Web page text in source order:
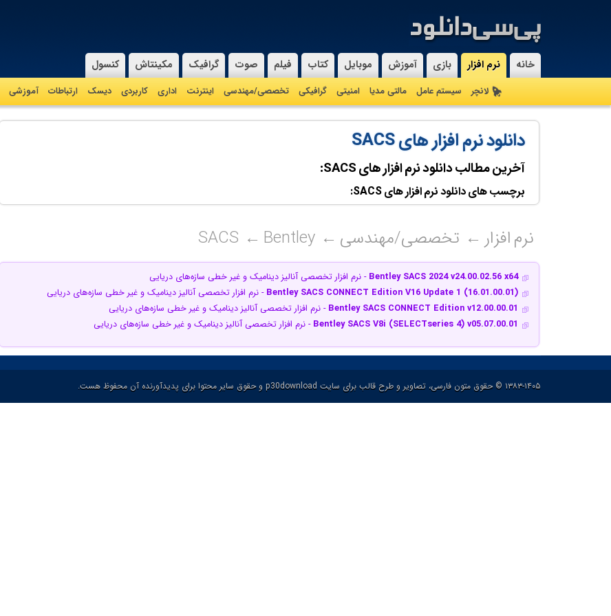
خانه نرم افزار
لانچر سیستم عامل مالتی مدیا امنیتی گرافیکی تخصصی/مهندسی اینترنت اداری کاربردی دیسک ارتباطات آموزشی
بازی آموزش موبایل کتاب فیلم صوت گرافیک مکینتاش کنسول
دانلود نرم افزار های SACS
آخرین مطالب دانلود نرم افزار های SACS:
برچسب های دانلود نرم افزار های SACS:
نرم افزار تخصصی/مهندسی Bentley
SACS
Bentley SACS 2024 v24.00.02.56 x64 - نرم افزار تخصصی آنالیز دینامیک و غیر خطی سازه‌های دریایی
Bentley SACS CONNECT Edition V16 Update 1 (16.01.00.01) - نرم افزار تخصصی آنالیز دینامیک و غیر خطی سازه‌های دریایی
Bentley SACS CONNECT Edition v12.00.00.01 - نرم افزار تخصصی آنالیز دینامیک و غیر خطی سازه‌های دریایی
Bentley SACS V8i (SELECTseries 4) v05.07.00.01 - نرم افزار تخصصی آنالیز دینامیک و غیر خطی سازه‌های دریایی
۱۳۸۳-۱۴۰۵ © حقوق متون فارسی، تصاویر و طرح قالب برای سایت p30download و حقوق سایر محتوا برای پدیدآورنده آن محفوظ هست.